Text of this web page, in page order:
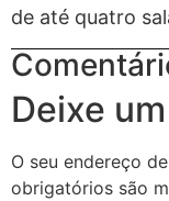
de até quatro
Deixe
O seu endereço
obrigatórios são